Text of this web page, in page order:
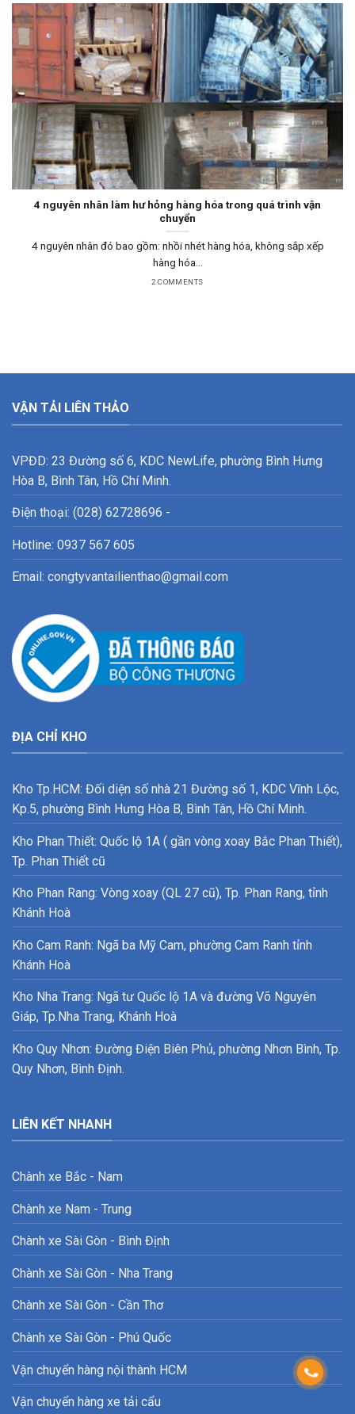
4 nguyên nhân làm hư hỏng hàng hóa trong quá trình vận
chuyển
4 nguyên nhân đó bao gồm: nhồi nhét hàng hóa, không sắp xếp
hàng hóa...
2 COMMENTS
VẬN TẢI LIÊN THẢO
VPĐD: 23 Đường số 6, KDC NewLife, phường Bình Hưng
Hòa B, Bình Tân, Hồ Chí Minh.
Điện thoại: (028) 62728696 -
Hotline: 0937 567 605
Email: congtyvantailienthao@gmail.com
ĐỊA CHỈ KHO
Kho Tp.HCM: Đối diện số nhà 21 Đường số 1, KDC Vĩnh Lộc,
Kp.5, phường Bình Hưng Hòa B, Bình Tân, Hồ Chí Minh.
Kho Phan Thiết: Quốc lộ 1A ( gần vòng xoay Bắc Phan Thiết),
Tp. Phan Thiết cũ
Kho Phan Rang: Vòng xoay (QL 27 cũ), Tp. Phan Rang, tỉnh
Khánh Hoà
Kho Cam Ranh: Ngã ba Mỹ Cam, phường Cam Ranh tỉnh
Khánh Hoà
Kho Nha Trang: Ngã tư Quốc lộ 1A và đường Võ Nguyên
Giáp, Tp.Nha Trang, Khánh Hoà
Kho Quy Nhơn: Đường Điện Biên Phủ, phường Nhơn Bình, Tp.
Quy Nhơn, Bình Định.
LIÊN KẾT NHANH
Chành xe Bắc - Nam
Chành xe Nam - Trung
Chành xe Sài Gòn - Bình Định
Chành xe Sài Gòn - Nha Trang
Chành xe Sài Gòn - Cần Thơ
Chành xe Sài Gòn - Phú Quốc
Vận chuyển hàng nội thành HCM
Vận chuyển hàng xe tải cẩu